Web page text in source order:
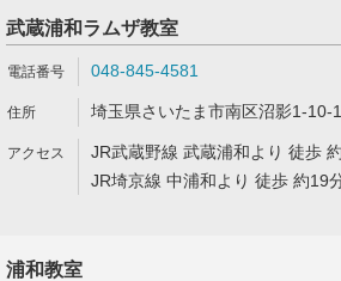
武蔵浦和ラムザ教室
048-845-4581
埼玉県さいたま市南区沼影1-10-
JR武蔵野線 武蔵浦和より 徒歩
JR埼京線 中浦和より 徒歩 約19
浦和教室